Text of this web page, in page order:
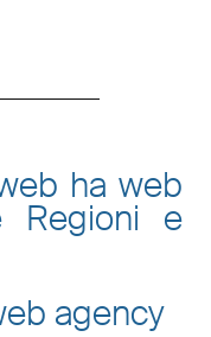
ha web
Regioni e
agency